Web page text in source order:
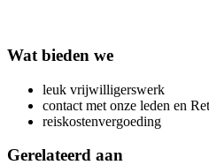
Wat bieden we
leuk vrijwilligerswerk
contact met onze leden en
reiskostenvergoeding
Gerelateerd aan